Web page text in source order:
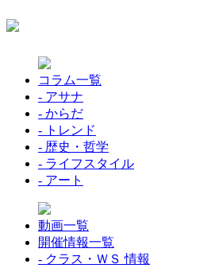
コラム一覧
- アサナ
- からだ
- トレンド
- 歴史・哲学
- ライフスタイル
- アート
動画一覧
開催情報一覧
- クラス・ＷＳ 情報